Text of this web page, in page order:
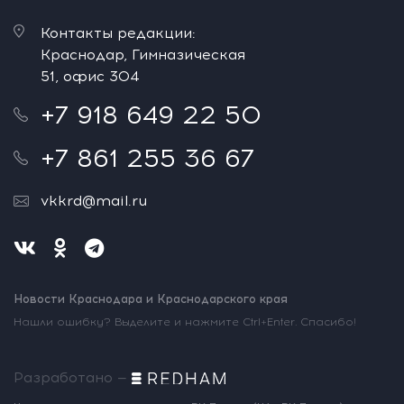
Контакты редакции:
Краснодар, Гимназическая
51, офис 304
+7 918 649 22 50
+7 861 255 36 67
vkkrd@mail.ru
Новости Краснодара и Краснодарского края
Нашли ошибку? Выделите и нажмите Ctrl+Enter. Спасибо!
Разработано —